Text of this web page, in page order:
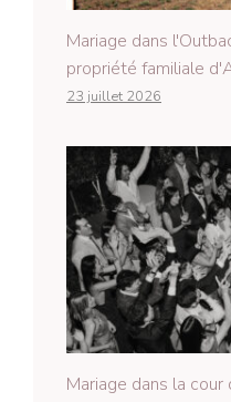
Mariage dans
propriété familiale
23 juillet 2026
Mariage dans la